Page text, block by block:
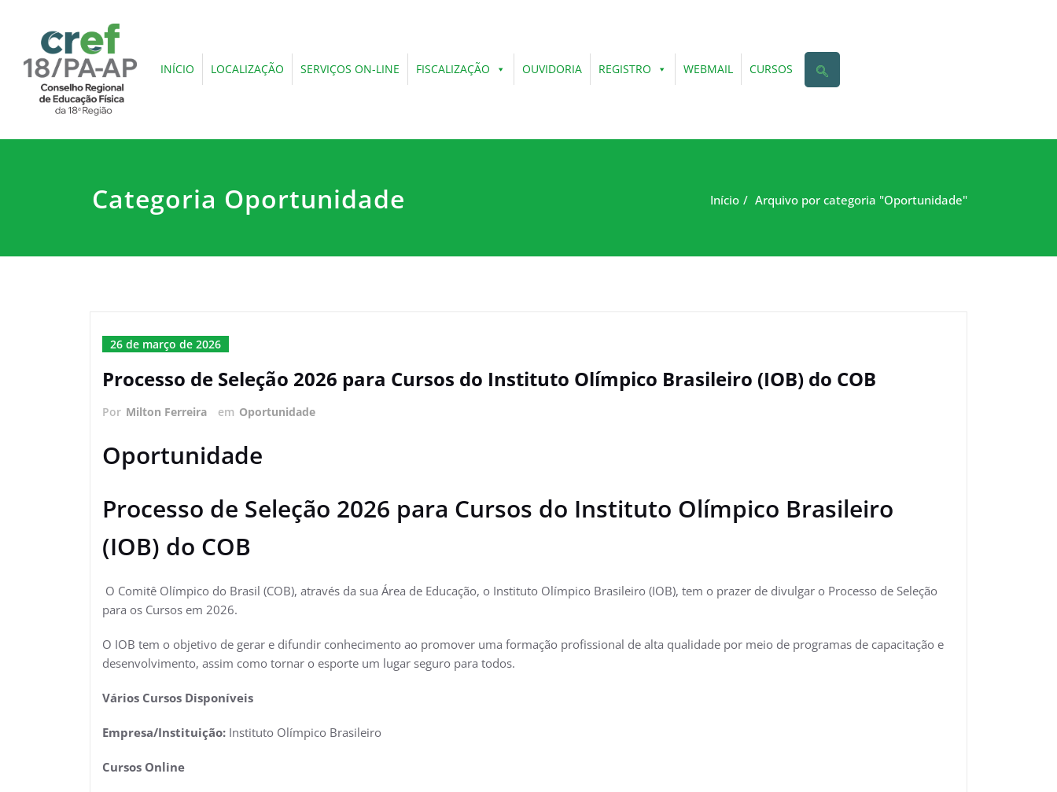
INÍCIO LOCALIZAÇÃO SERVIÇOS ON-LINE FISCALIZAÇÃO OUVIDORIA REGISTRO WEBMAIL CURSOS
Categoria Oportunidade Início Arquivo por categoria "Oportunidade"
26 de março de 2026
Processo de Seleção 2026 para Cursos do Instituto Olímpico Brasileiro (IOB) do COB
Por Milton Ferreira em Oportunidade
Oportunidade
Processo de Seleção 2026 para Cursos do Instituto Olímpico Brasileiro
(IOB) do COB
O Comitê Olímpico do Brasil (COB), através da sua Área de Educação, o Instituto Olímpico Brasileiro (IOB), tem o prazer de divulgar o Processo de Seleção
para os Cursos em 2026.
O IOB tem o objetivo de gerar e difundir conhecimento ao promover uma formação profissional de alta qualidade por meio de programas de capacitação e
desenvolvimento, assim como tornar o esporte um lugar seguro para todos.
Vários Cursos Disponíveis
Empresa/Instituição: Instituto Olímpico Brasileiro
Cursos Online